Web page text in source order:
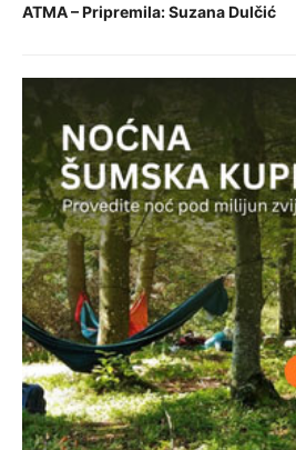
ATMA – Pripremila: Suzana Dulčić